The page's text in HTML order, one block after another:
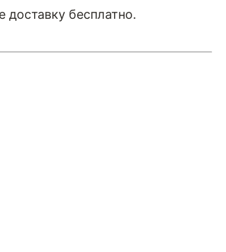
бесплатно.